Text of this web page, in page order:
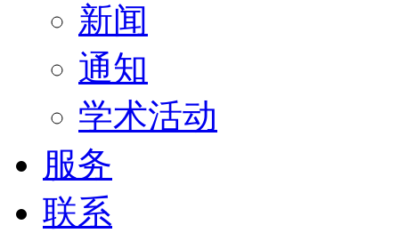
新闻
通知
学术活动
服务
联系